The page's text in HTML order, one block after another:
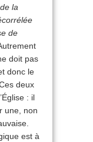
la
de
doit pas
donc le
deux
: il
une, non
est à